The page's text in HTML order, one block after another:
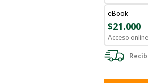
eBook
$21.000
Acceso